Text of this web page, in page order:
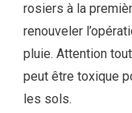
rosiers à la
renouveler
pluie. Attention
peut être toxique
les sols.